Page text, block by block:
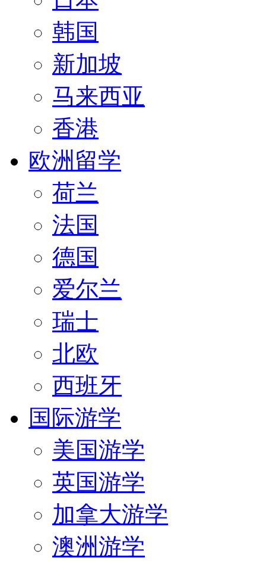
韩国
新加坡
马来西亚
香港
欧洲留学
荷兰
法国
德国
爱尔兰
瑞士
北欧
西班牙
国际游学
美国游学
英国游学
加拿大游学
澳洲游学